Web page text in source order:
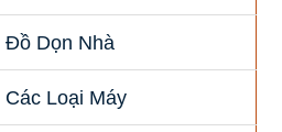
Đồ Dọn Nhà
Loại Máy